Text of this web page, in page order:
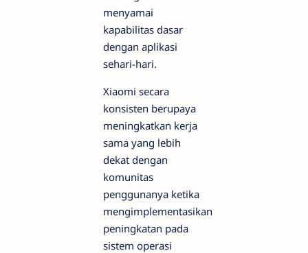
menyamai
kapabilitas dasar
dengan aplikasi
sehari-hari.
Xiaomi secara
konsisten berupaya
meningkatkan kerja
sama yang lebih
dekat dengan
komunitas
penggunanya ketika
mengimplementasikan
peningkatan pada
sistem operasi